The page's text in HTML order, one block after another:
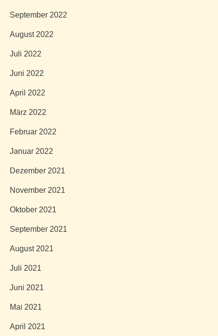
September 2022
August 2022
Juli 2022
Juni 2022
April 2022
März 2022
Februar 2022
Januar 2022
Dezember 2021
November 2021
Oktober 2021
September 2021
August 2021
Juli 2021
Juni 2021
Mai 2021
April 2021